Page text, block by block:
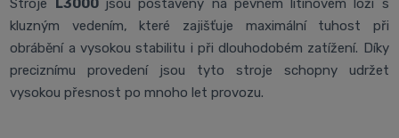
Stroje L3000 jsou postaveny na pevném litinovém loži s
kluzným vedením, které zajišťuje maximální tuhost při
obrábění a vysokou stabilitu i při dlouhodobém zatížení. Díky
preciznímu provedení jsou tyto stroje schopny udržet
vysokou přesnost po mnoho let provozu.